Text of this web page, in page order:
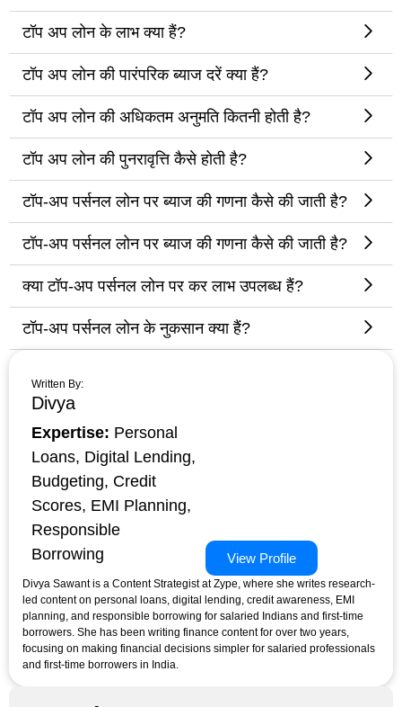
टॉप अप लोन के लाभ क्या हैं?
टॉप अप लोन की पारंपरिक ब्याज दरें क्या हैं?
टॉप अप लोन की अधिकतम अनुमति कितनी होती है?
टॉप अप लोन की पुनरावृत्ति कैसे होती है?
टॉप-अप पर्सनल लोन पर ब्याज की गणना कैसे की जाती है?
टॉप-अप पर्सनल लोन पर ब्याज की गणना कैसे की जाती है?
क्या टॉप-अप पर्सनल लोन पर कर लाभ उपलब्ध हैं?
टॉप-अप पर्सनल लोन के नुकसान क्या हैं?
Written By:
Divya
Expertise: Personal
Loans, Digital Lending,
Budgeting, Credit
Scores, EMI Planning,
Responsible
Borrowing
View Profile
Divya Sawant is a Content Strategist at Zype, where she writes research-
led content on personal loans, digital lending, credit awareness, EMI
planning, and responsible borrowing for salaried Indians and first-time
borrowers. She has been writing finance content for over two years,
focusing on making financial decisions simpler for salaried professionals
and first-time borrowers in India.